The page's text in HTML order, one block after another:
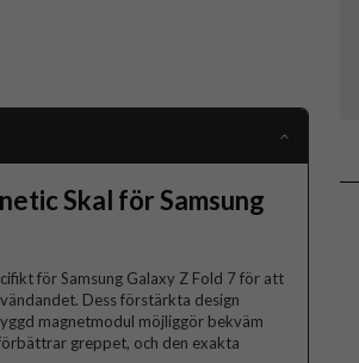
Skal för Samsung
för Samsung Galaxy Z Fold 7 för att
Dess förstärkta design
magnetmodul möjliggör bekväm
greppet, och den exakta